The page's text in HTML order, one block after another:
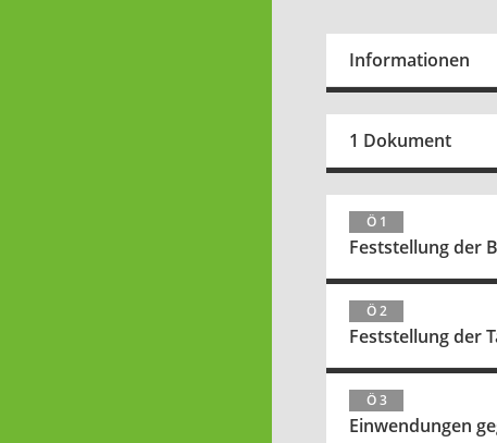
Informationen
1 Dokument
Ö 1
Feststellung der
Ö 2
Feststellung der
Ö 3
Einwendungen